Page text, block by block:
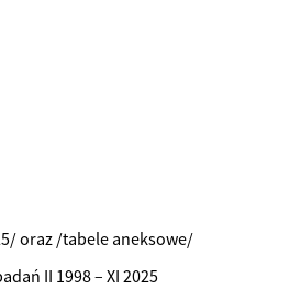
oraz /tabele aneksowe/
II 1998 – XI 2025